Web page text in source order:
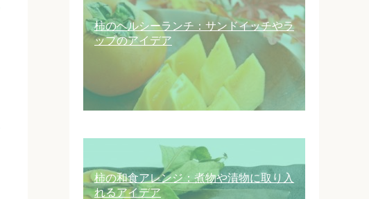
柿のヘルシーランチ：サンドイッチやラ
ップのアイデア
柿の和食アレンジ：煮物や漬物に取り入
れるアイデア